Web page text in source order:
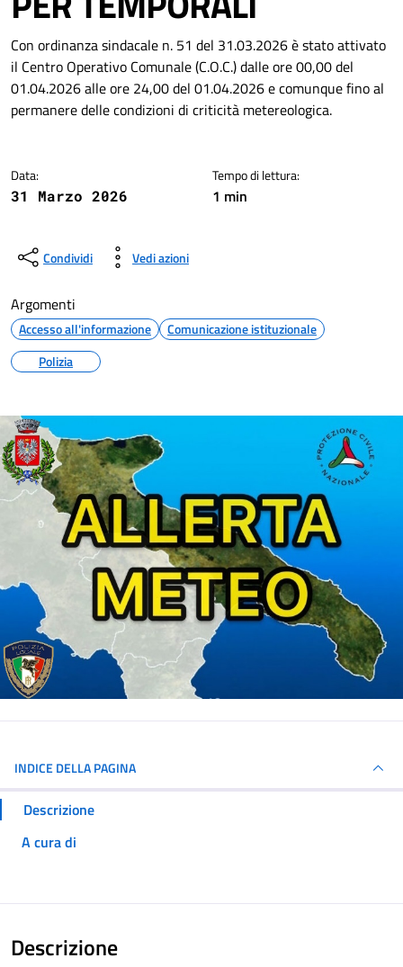
Dettagli della notizia
Con ordinanza sindacale n. 51 del 31.03.2026 è stato attivato
il Centro Operativo Comunale (C.O.C.) dalle ore 00,00 del
01.04.2026 alle ore 24,00 del 01.04.2026 e comunque fino al
permanere delle condizioni di criticità metereologica.
Data:
31 Marzo 2026
Tempo di lettura:
1 min
Condividi Vedi azioni
Argomenti
Accesso all'informazione
Comunicazione istituzionale
Polizia
INDICE DELLA PAGINA
Descrizione
A cura di
Descrizione